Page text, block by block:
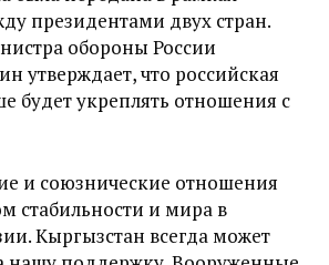
президентами двух стран.
обороны России
утверждает, что российская
будет укреплять отношения с
и союзнические отношения
стабильности и мира в
Кыргызстан всегда может